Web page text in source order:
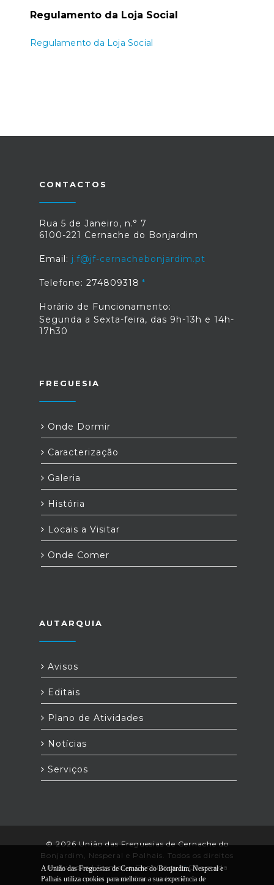
Regulamento da Loja Social
Regulamento da Loja Social
CONTACTOS
Rua 5 de Janeiro, n.° 7
6100-221 Cernache do Bonjardim
Email: j.f@jf-cernachebonjardim.pt
Telefone: 274809318
Horário de Funcionamento:
Segunda a Sexta-feira, das 9h-13h e 14h-
17h30
FREGUESIA
Onde Dormir
Caracterização
Galeria
História
Locais a Visitar
Onde Comer
AUTARQUIA
Avisos
Editais
Plano de Atividades
Notícias
Serviços
© 2026 União das Freguesias de Cernache do
Bonjardim, Nesperal e Palhais. Todos os direitos
reservados |Termos e Condições|*Chamada
para a rede fixa nacional.
A União das Freguesias de Cernache do Bonjardim, Nesperal e
Palhais utiliza cookies para melhorar a sua experiência de